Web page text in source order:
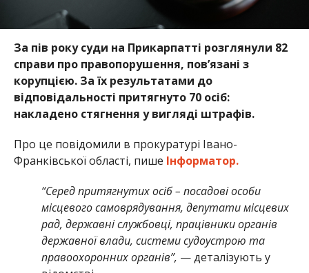
За пів року суди на Прикарпатті розглянули 82
справи про правопорушення, пов’язані з
корупцією. За їх результатами до
відповідальності притягнуто 70 осіб:
накладено стягнення у вигляді штрафів.
Про це повідомили в прокуратурі Івано-
Франківської області, пише Інформатор.
“Серед притягнутих осіб – посадові особи
місцевого самоврядування, депутати місцевих
рад, державні службовці, працівники органів
державної влади, системи судоустрою та
правоохоронних органів”, — деталізують у